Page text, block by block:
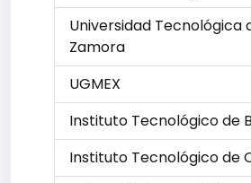
Universidad Tecnológica
Zamora
UGMEX
Instituto Tecnológico de
Instituto Tecnológico de